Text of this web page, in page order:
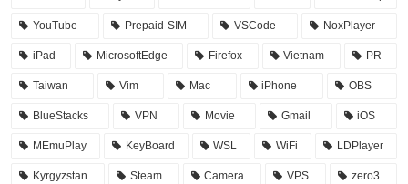
YouTube Prepaid-SIM VSCode NoxPlayer
iPad MicrosoftEdge Firefox Vietnam PR
Taiwan Vim Mac iPhone OBS
BlueStacks VPN Movie Gmail iOS
MEmuPlay KeyBoard WSL WiFi LDPlayer
Kyrgyzstan Steam Camera VPS zero3